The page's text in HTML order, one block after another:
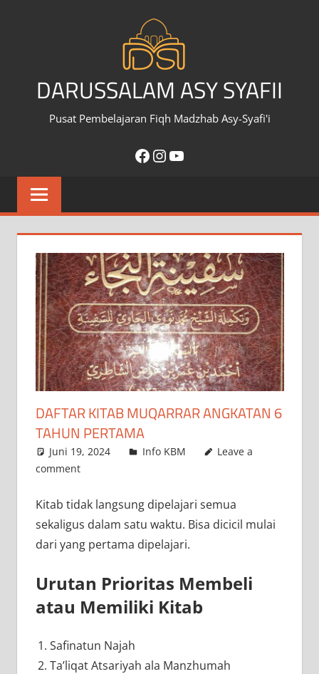
DARUSSALAM ASY SYAFII
Pusat Pembelajaran Fiqh Madzhab Asy-Syafi'i
Facebook
Instagram
YouTube
DAFTAR KITAB MUQARRAR ANGKATAN 6
TAHUN PERTAMA
Juni 19, 2024 admin
Info KBM
Leave a
comment
Kitab tidak langsung dipelajari semua
sekaligus dalam satu waktu. Bisa dicicil mulai
dari yang pertama dipelajari.
Urutan Prioritas Membeli
atau Memiliki Kitab
Safinatun Najah
Ta’liqat Atsariyah ala Manzhumah